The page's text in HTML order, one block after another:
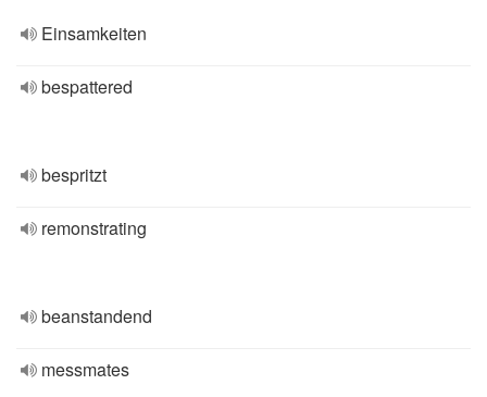
Einsamkeiten
bespattered
bespritzt
remonstrating
beanstandend
messmates